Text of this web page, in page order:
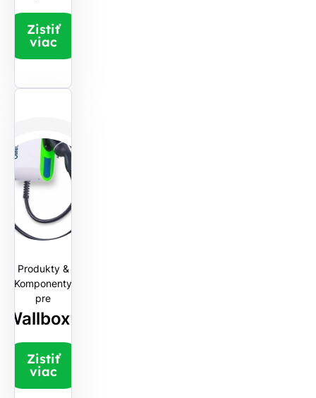
Zistiť
viac
Produkty &
Komponenty
pre
Wallboxy
Zistiť
viac